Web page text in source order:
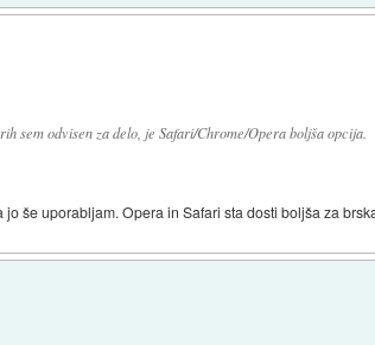
sem odvisen za delo, je Safari/Chrome/Opera boljša opcija.
še uporabljam. Opera in Safari sta dosti boljša za